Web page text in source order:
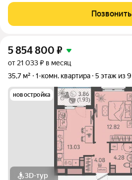
инфраструктурой: в шаговой
детских сада, магазины «Магнит» и
Позвонить
5 854 800 ₽
от 21 033 ₽ в месяц
35,7 м²
1-комн. квартира 5 этаж из 9
новостройка
3D-тур